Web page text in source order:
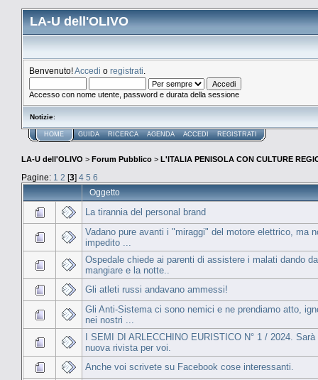
LA-U dell'OLIVO
Benvenuto!Accedi o registrati
Accesso con nome utente, password e durata della sessione
Notizie:
HOME GUIDA RICERCA AGENDA ACCEDI REGISTRATI
LA-U dell'OLIVO > Forum Pubblico > L'ITALIA PENISOLA CON CULTURE
Pagine: 1 2 [3] 4 5 6
Oggetto
La tirannia del personal brand
Vadano pure avanti i "miraggi" del motore elettrico, ma
impedito ...
Ospedale chiede ai parenti di assistere i malati dando da
mangiare e la notte..
Gli atleti russi andavano ammessi!
Gli Anti-Sistema ci sono nemici e ne prendiamo atto,
nei nostri ...
I SEMI DI ARLECCHINO EURISTICO N° 1 / 2024. Sarà
nuova rivista per voi.
Anche voi scrivete su Facebook cose interessanti.